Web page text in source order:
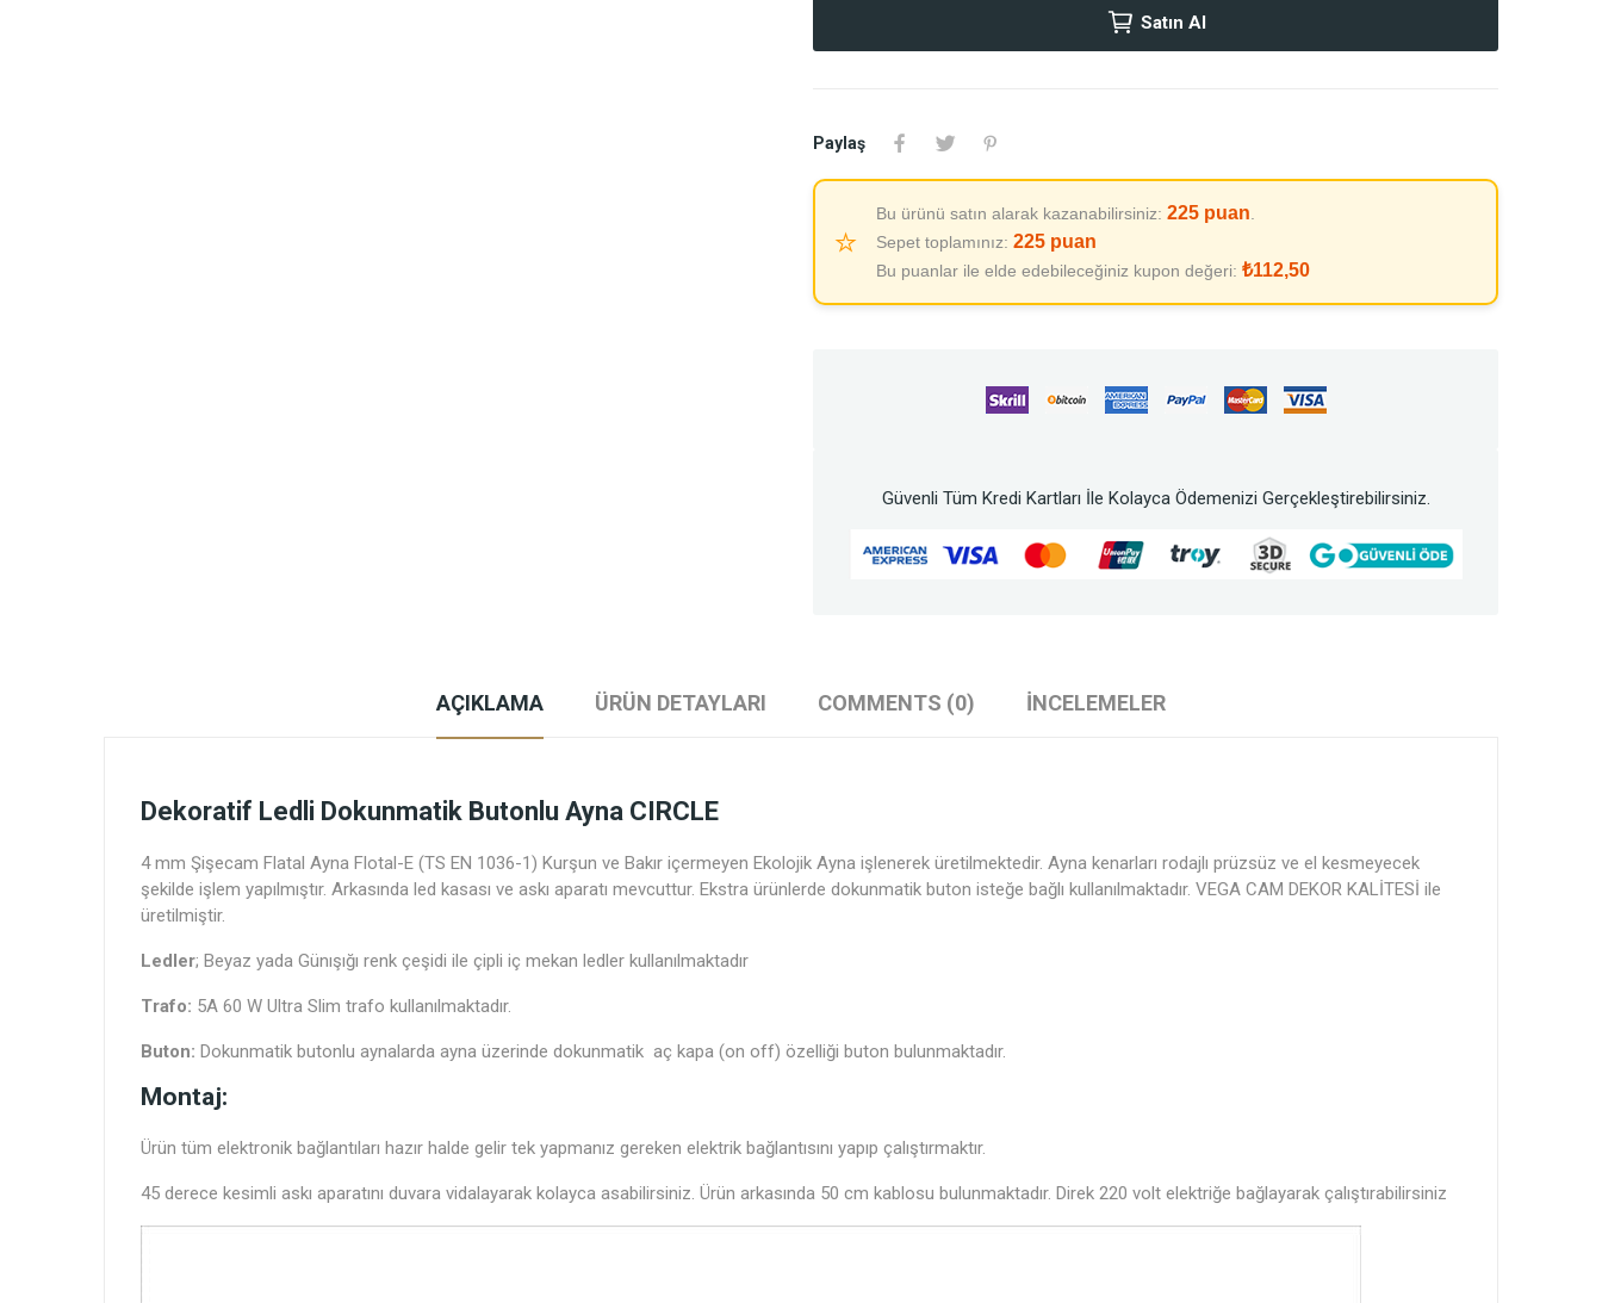
Satın Al
Paylaş
⭐
Bu ürünü satın alarak kazanabilirsiniz: 225 puan
Sepet toplamınız: 225 puan
Bu puanlar ile elde edebileceğiniz kupon değeri: ₺112,50
Güvenli Tüm Kredi Kartları İle Kolayca Ödemenizi Gerçekleştirebilirsiniz.
AÇIKLAMA ÜRÜN DETAYLARI COMMENTS (0) İNCELEMELER
Dekoratif Ledli Dokunmatik Butonlu Ayna CIRCLE
4 mm Şişecam Flatal Ayna Flotal-E (TS EN 1036-1) Kurşun ve Bakır içermeyen Ekolojik Ayna işlenerek üretilmektedir. Ayna kenarları rodajlı prüzsüz ve el kesmeyecek
şekilde işlem yapılmıştır. Arkasında led kasası ve askı aparatı mevcuttur. Ekstra ürünlerde dokunmatik buton isteğe bağlı kullanılmaktadır. VEGA CAM DEKOR KALİTESİ ile
üretilmiştir.
Ledler; Beyaz yada Günışığı renk çeşidi ile çipli iç mekan ledler kullanılmaktadır
Trafo: 5A 60 W Ultra Slim trafo kullanılmaktadır.
Buton: Dokunmatik butonlu aynalarda ayna üzerinde dokunmatik aç kapa (on off) özelliği buton bulunmaktadır.
Montaj:
Ürün tüm elektronik bağlantıları hazır halde gelir tek yapmanız gereken elektrik bağlantısını yapıp çalıştırmaktır.
45 derece kesimli askı aparatını duvara vidalayarak kolayca asabilirsiniz. Ürün arkasında 50 cm kablosu bulunmaktadır. Direk 220 volt elektriğe bağlayarak çalıştırabilirsiniz